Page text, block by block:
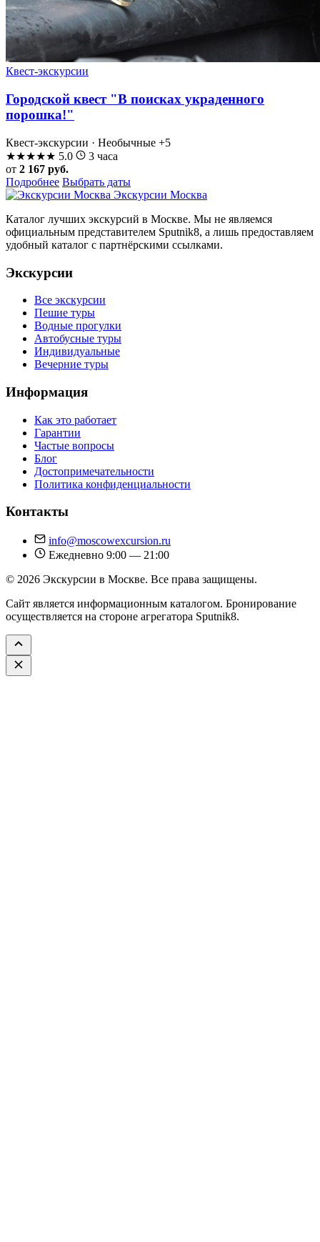
Квест-экскурсии
Городской квест "В поисках украденного
порошка!"
Квест-экскурсии · Необычные +5
★★★★★ 5.0
3 часа
от 2 167 руб.
Подробнее Выбрать даты
Экскурсии Москва
Каталог лучших экскурсий в Москве. Мы не являемся
официальным представителем Sputnik8, а лишь предоставляем
удобный каталог с партнёрскими ссылками.
Экскурсии
Все экскурсии
Пешие туры
Водные прогулки
Автобусные туры
Индивидуальные
Вечерние туры
Информация
Как это работает
Гарантии
Частые вопросы
Блог
Достопримечательности
Политика конфиденциальности
Контакты
info@moscowexcursion.ru
Ежедневно 9:00 — 21:00
© 2026 Экскурсии в Москве. Все права защищены.
Сайт является информационным каталогом. Бронирование
осуществляется на стороне агрегатора Sputnik8.